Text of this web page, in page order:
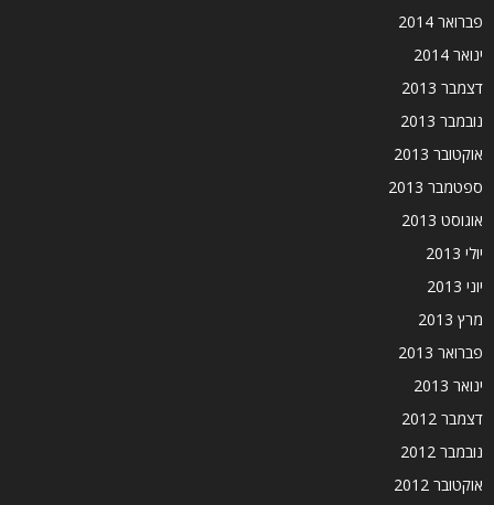
פברואר 2014
ינואר 2014
דצמבר 2013
נובמבר 2013
אוקטובר 2013
ספטמבר 2013
אוגוסט 2013
יולי 2013
יוני 2013
מרץ 2013
פברואר 2013
ינואר 2013
דצמבר 2012
נובמבר 2012
אוקטובר 2012